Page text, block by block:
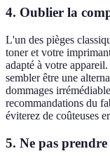
4. Oublier la
L'un des pièges
toner et votre
adapté à votre
sembler être une
dommages
recommandations du
éviterez de coûteuses
5. Ne pas